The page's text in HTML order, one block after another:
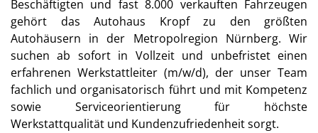
Beschäftigten und fast 8.000 verkauften Fahrzeugen
gehört das Autohaus Kropf zu den größten
Autohäusern in der Metropolregion Nürnberg. Wir
suchen ab sofort in Vollzeit und unbefristet einen
erfahrenen Werkstattleiter (m/w/d), der unser Team
fachlich und organisatorisch führt und mit Kompetenz
sowie Serviceorientierung für höchste
Werkstattqualität und Kundenzufriedenheit sorgt.